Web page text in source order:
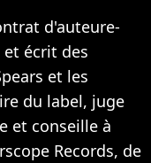
d'auteure-
écrit des
et les
du label, juge
et conseille à
Records, de